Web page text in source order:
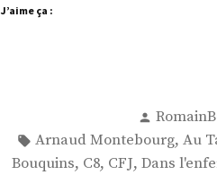
J’aime ça :
Publié
par
Étiquettes :
Arnaud Montebourg, Au
Bouquins, C8, CFJ, Dans